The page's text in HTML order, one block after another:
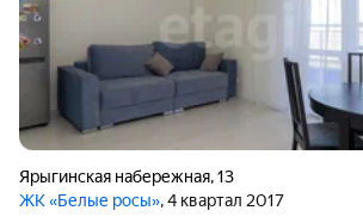
Ярыгинская набережная,13
ЖК «Белые росы», 4 квартал 2017